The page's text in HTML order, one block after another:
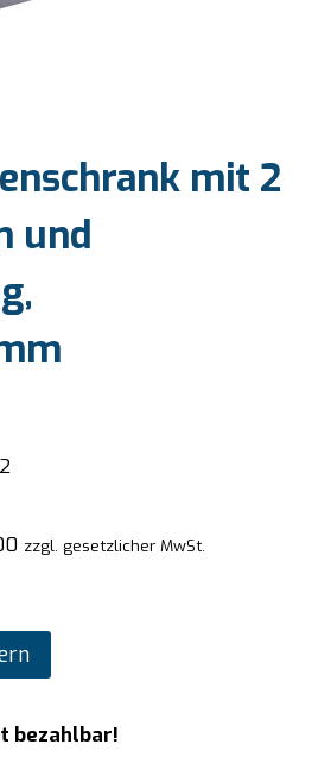
mit 2
und
zzgl. gesetzlicher MwSt.
bezahlbar!